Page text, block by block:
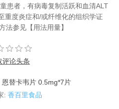
患者，有病毒复制活跃和血清ALT
重度炎症和/或纤维化的组织学证
法参见【用法用量】
评论头条
恩替卡韦片 0.5mg*7片
: 香百里食品